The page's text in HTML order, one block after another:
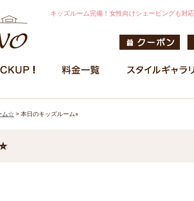
キッズルーム完備！女性向けシェービングも対
ム☆ > 本日のキッズルーム⭐︎